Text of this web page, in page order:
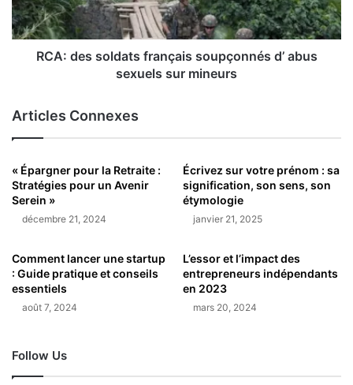
RCA: des soldats français soupçonnés d’ abus
sexuels sur mineurs
Articles Connexes
« Épargner pour la Retraite :
Stratégies pour un Avenir
Serein »
décembre 21, 2024
Écrivez sur votre prénom : sa
signification, son sens, son
étymologie
janvier 21, 2025
Comment lancer une startup
: Guide pratique et conseils
essentiels
août 7, 2024
L’essor et l’impact des
entrepreneurs indépendants
en 2023
mars 20, 2024
Follow Us